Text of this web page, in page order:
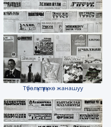
Түбөлүктүүлүккө жанашуу